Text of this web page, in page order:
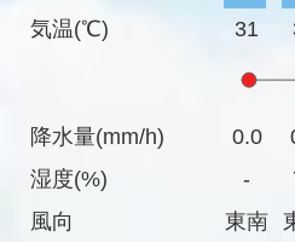
気温(℃)
降水量(mm/h)
湿度(%)
風向
31
0.0
-
東南